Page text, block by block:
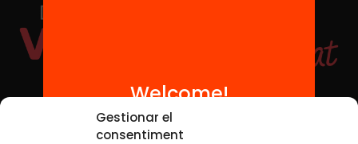
Gestionar el
consentiment
Social Media
Welcome!